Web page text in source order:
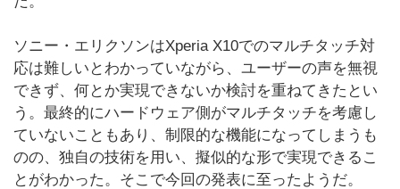
ソニー・エリクソンはXperia X10でのマルチタッチ対
応は難しいとわかっていながら、ユーザーの声を無視
できず、何とか実現できないか検討を重ねてきたとい
う。最終的にハードウェア側がマルチタッチを考慮し
ていないこともあり、制限的な機能になってしまうも
のの、独自の技術を用い、擬似的な形で実現できるこ
とがわかった。そこで今回の発表に至ったようだ。